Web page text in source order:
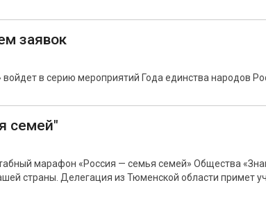
заявок
в серию мероприятий Года единства народов
семей"
марафон «Россия — семья семей» Общества
страны. Делегация из Тюменской области примет